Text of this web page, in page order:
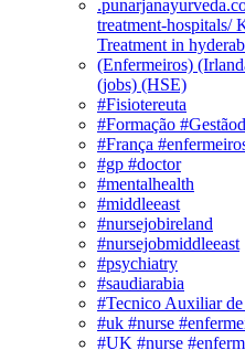
treatment-hospitals/
Treatment in
(Enfermeiros)
(jobs) (HSE)
#Fisiotereuta
#Formação
#França
#gp #doctor
#mentalhealth
#middleeast
#nursejobireland
#nursejobmiddleeast
#psychiatry
#saudiarabia
#Tecnico Auxiliar de
#uk #nurse
#UK #nurse